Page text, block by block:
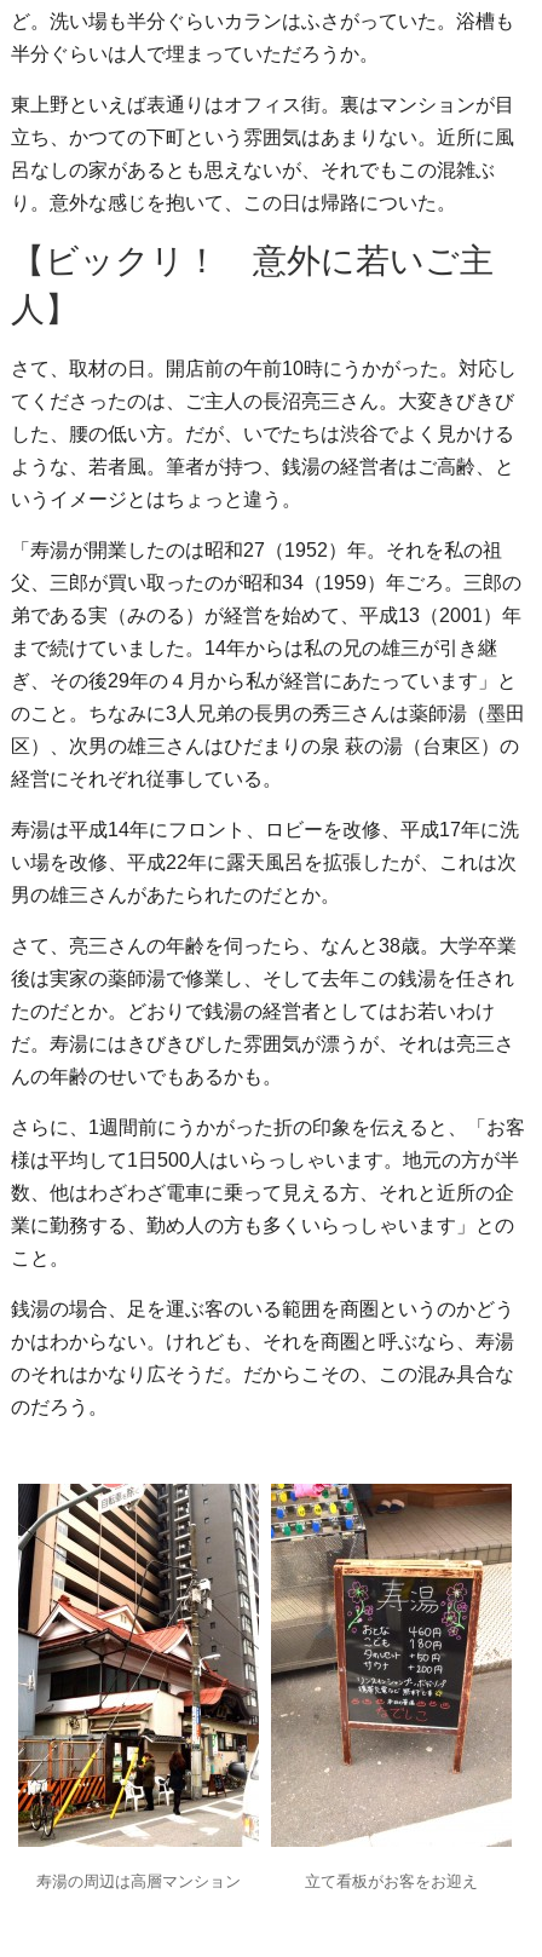
ど。洗い場も半分ぐらいカランはふさがっていた。浴槽も
半分ぐらいは人で埋まっていただろうか。
東上野といえば表通りはオフィス街。裏はマンションが目
立ち、かつての下町という雰囲気はあまりない。近所に風
呂なしの家があるとも思えないが、それでもこの混雑ぶ
り。意外な感じを抱いて、この日は帰路についた。
【ビックリ！ 意外に若いご主
人】
さて、取材の日。開店前の午前10時にうかがった。対応し
てくださったのは、ご主人の長沼亮三さん。大変きびきび
した、腰の低い方。だが、いでたちは渋谷でよく見かける
ような、若者風。筆者が持つ、銭湯の経営者はご高齢、と
いうイメージとはちょっと違う。
「寿湯が開業したのは昭和27（1952）年。それを私の祖
父、三郎が買い取ったのが昭和34（1959）年ごろ。三郎の
弟である実（みのる）が経営を始めて、平成13（2001）年
まで続けていました。14年からは私の兄の雄三が引き継
ぎ、その後29年の４月から私が経営にあたっています」と
のこと。ちなみに3人兄弟の長男の秀三さんは薬師湯（墨田
区）、次男の雄三さんはひだまりの泉 萩の湯（台東区）の
経営にそれぞれ従事している。
寿湯は平成14年にフロント、ロビーを改修、平成17年に洗
い場を改修、平成22年に露天風呂を拡張したが、これは次
男の雄三さんがあたられたのだとか。
さて、亮三さんの年齢を伺ったら、なんと38歳。大学卒業
後は実家の薬師湯で修業し、そして去年この銭湯を任され
たのだとか。どおりで銭湯の経営者としてはお若いわけ
だ。寿湯にはきびきびした雰囲気が漂うが、それは亮三さ
んの年齢のせいでもあるかも。
さらに、1週間前にうかがった折の印象を伝えると、「お客
様は平均して1日500人はいらっしゃいます。地元の方が半
数、他はわざわざ電車に乗って見える方、それと近所の企
業に勤務する、勤め人の方も多くいらっしゃいます」との
こと。
銭湯の場合、足を運ぶ客のいる範囲を商圏というのかどう
かはわからない。けれども、それを商圏と呼ぶなら、寿湯
のそれはかなり広そうだ。だからこその、この混み具合な
のだろう。
寿湯の周辺は高層マンション 立て看板がお客をお迎え